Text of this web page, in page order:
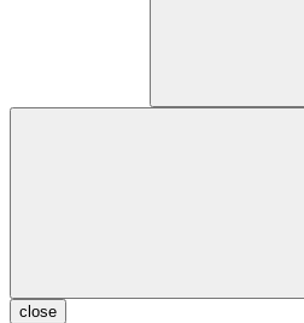
close